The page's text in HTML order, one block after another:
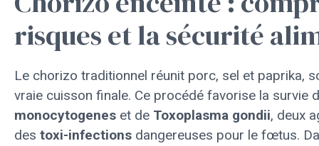
risques et la sécurité
Le chorizo traditionnel réunit porc, sel et paprika,
vraie cuisson finale. Ce procédé favorise la survie
monocytogenes et de Toxoplasma gondii, deux
des toxi-infections dangereuses pour le fœtus.